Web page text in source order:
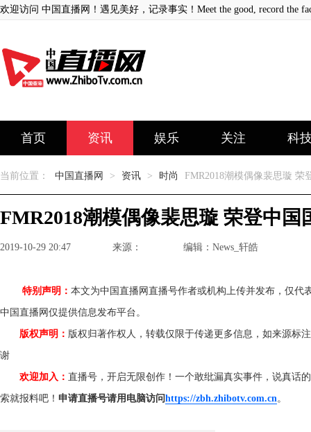
欢迎访问 中国直播网！遇见美好，记录事实！Meet the good, record the
首页 资讯 娱乐 关注 科
当前位置： 中国直播网 > 资讯 > 时尚 FMR2018潮模偶像裴思璇 荣
FMR2018潮模偶像裴思璇 荣登中国
2019-10-29 20:47 来源： 编辑：News_轩皓
特别声明： 本文为中国直播网直播号作者或机构上传并发布，仅
中国直播网仅提供信息发布平台。
版权声明： 版权归著作权人，转载仅限于传递更多信息，如来源标
谢
欢迎加入： 直播号，开启无限创作！一个敢纰漏真实事件，说真话
索就报料吧！ 申请直播号请用电脑访问https://zbh.zhibotv.com.cn。